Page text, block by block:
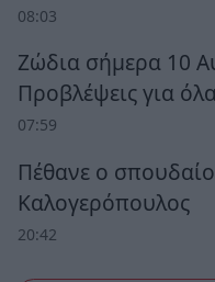
08:03
Ζώδια σήμερα 10
Προβλέψεις για
07:59
Πέθανε ο
Καλογερόπουλος
20:42